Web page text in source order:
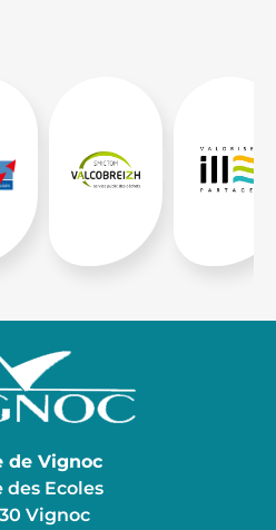
de Vignoc
des Ecoles
Vignoc